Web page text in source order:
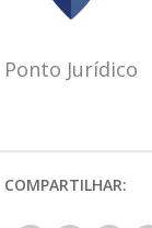
Ponto Jurídico
COMPARTILHAR: